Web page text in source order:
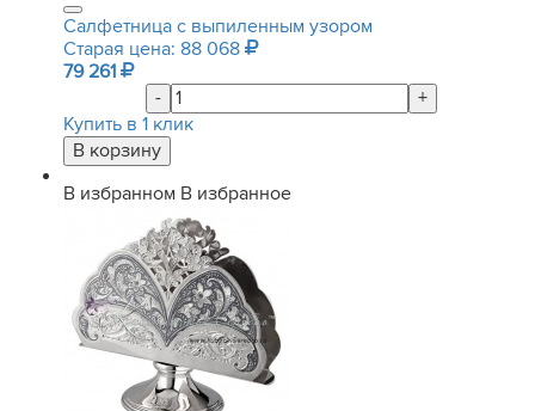
Салфетница с выпиленным узором
Старая цена: 88 068
79 261
-
+
Купить в 1 клик
В избранном В избранное